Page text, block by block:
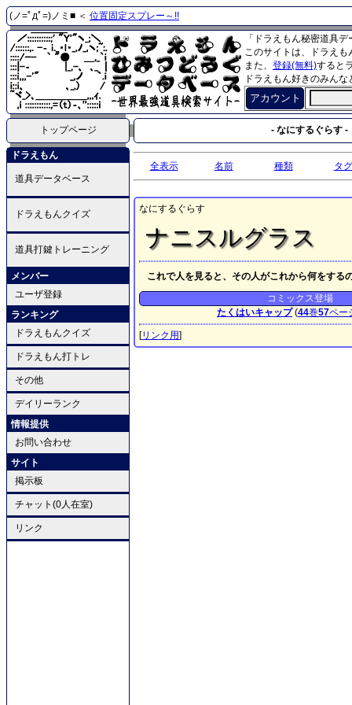
(ノ=ﾟдﾟ=)ノミ■ ＜ 位置固定スプレー～!!
「ドラえもん秘密道具
このサイトは、ドラえ
また、 登録(無料)すると
ドラえもん好きのみん
アカウント
トップページ - なにするぐらす -
ドラえもん
道具データベース
ドラえもんクイズ
道具打鍵トレーニング
メンバー
ユーザ登録
ランキング
ドラえもんクイズ
ドラえもん打トレ
その他
デイリーランク
情報提供
お問い合わせ
サイト
掲示板
チャット(0人在室)
リンク
全表示 名前 種類 タグ
なにするぐらす
ナニスルグラス
これで人を見ると、その人がこれから何をする
コミックス登場
たくはいキャップ(44巻57ペー
[リンク用]